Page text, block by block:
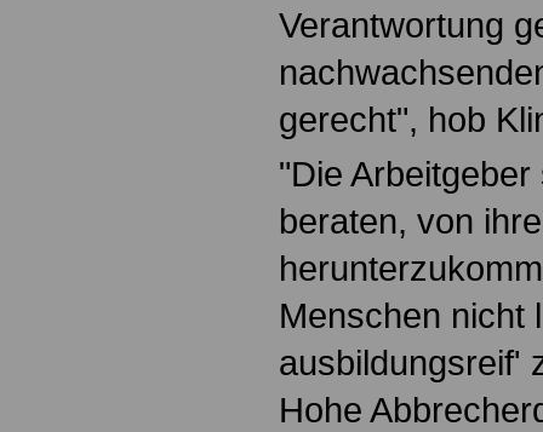
Verantwortung
gerecht", hob
"Die
beraten, von
Menschen nicht
ausbildungsreif'
Hohe